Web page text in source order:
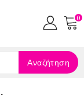
0
Αναζήτηση